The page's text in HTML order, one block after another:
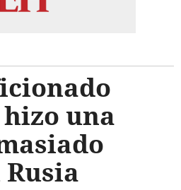
una